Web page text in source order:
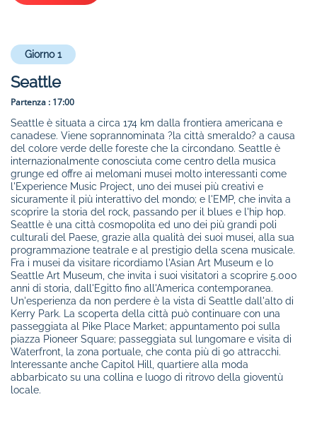
Giorno 1
Seattle
Partenza : 17:00
Seattle è situata a circa 174 km dalla frontiera americana e
canadese. Viene soprannominata ?la città smeraldo? a causa
del colore verde delle foreste che la circondano. Seattle è
internazionalmente conosciuta come centro della musica
grunge ed offre ai melomani musei molto interessanti come
l'Experience Music Project, uno dei musei più creativi e
sicuramente il più interattivo del mondo; e l'EMP, che invita a
scoprire la storia del rock, passando per il blues e l'hip hop.
Seattle è una città cosmopolita ed uno dei più grandi poli
culturali del Paese, grazie alla qualità dei suoi musei, alla sua
programmazione teatrale e al prestigio della scena musicale.
Fra i musei da visitare ricordiamo l'Asian Art Museum e lo
Seattle Art Museum, che invita i suoi visitatori a scoprire 5.000
anni di storia, dall'Egitto fino all'America contemporanea.
Un'esperienza da non perdere è la vista di Seattle dall'alto di
Kerry Park. La scoperta della città può continuare con una
passeggiata al Pike Place Market; appuntamento poi sulla
piazza Pioneer Square; passeggiata sul lungomare e visita di
Waterfront, la zona portuale, che conta più di 90 attracchi.
Interessante anche Capitol Hill, quartiere alla moda
abbarbicato su una collina e luogo di ritrovo della gioventù
locale.